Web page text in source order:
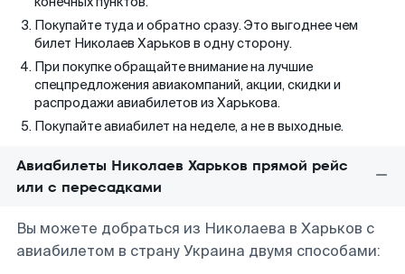
Покупайте туда и обратно сразу. Это выгоднее чем
билет Николаев Харьков в одну сторону.
При покупке обращайте внимание на лучшие
спецпредложения авиакомпаний, акции, скидки и
распродажи авиабилетов из Харькова.
Покупайте авиабилет на неделе, а не в выходные.
Авиабилеты Николаев Харьков прямой рейс
или с пересадками
Вы можете добраться из Николаева в Харьков с
авиабилетом в страну Украина двумя способами: